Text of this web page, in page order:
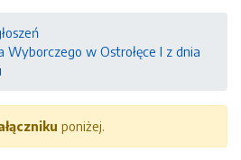
Wyborczego w Ostrołęce I z dnia
poniżej.